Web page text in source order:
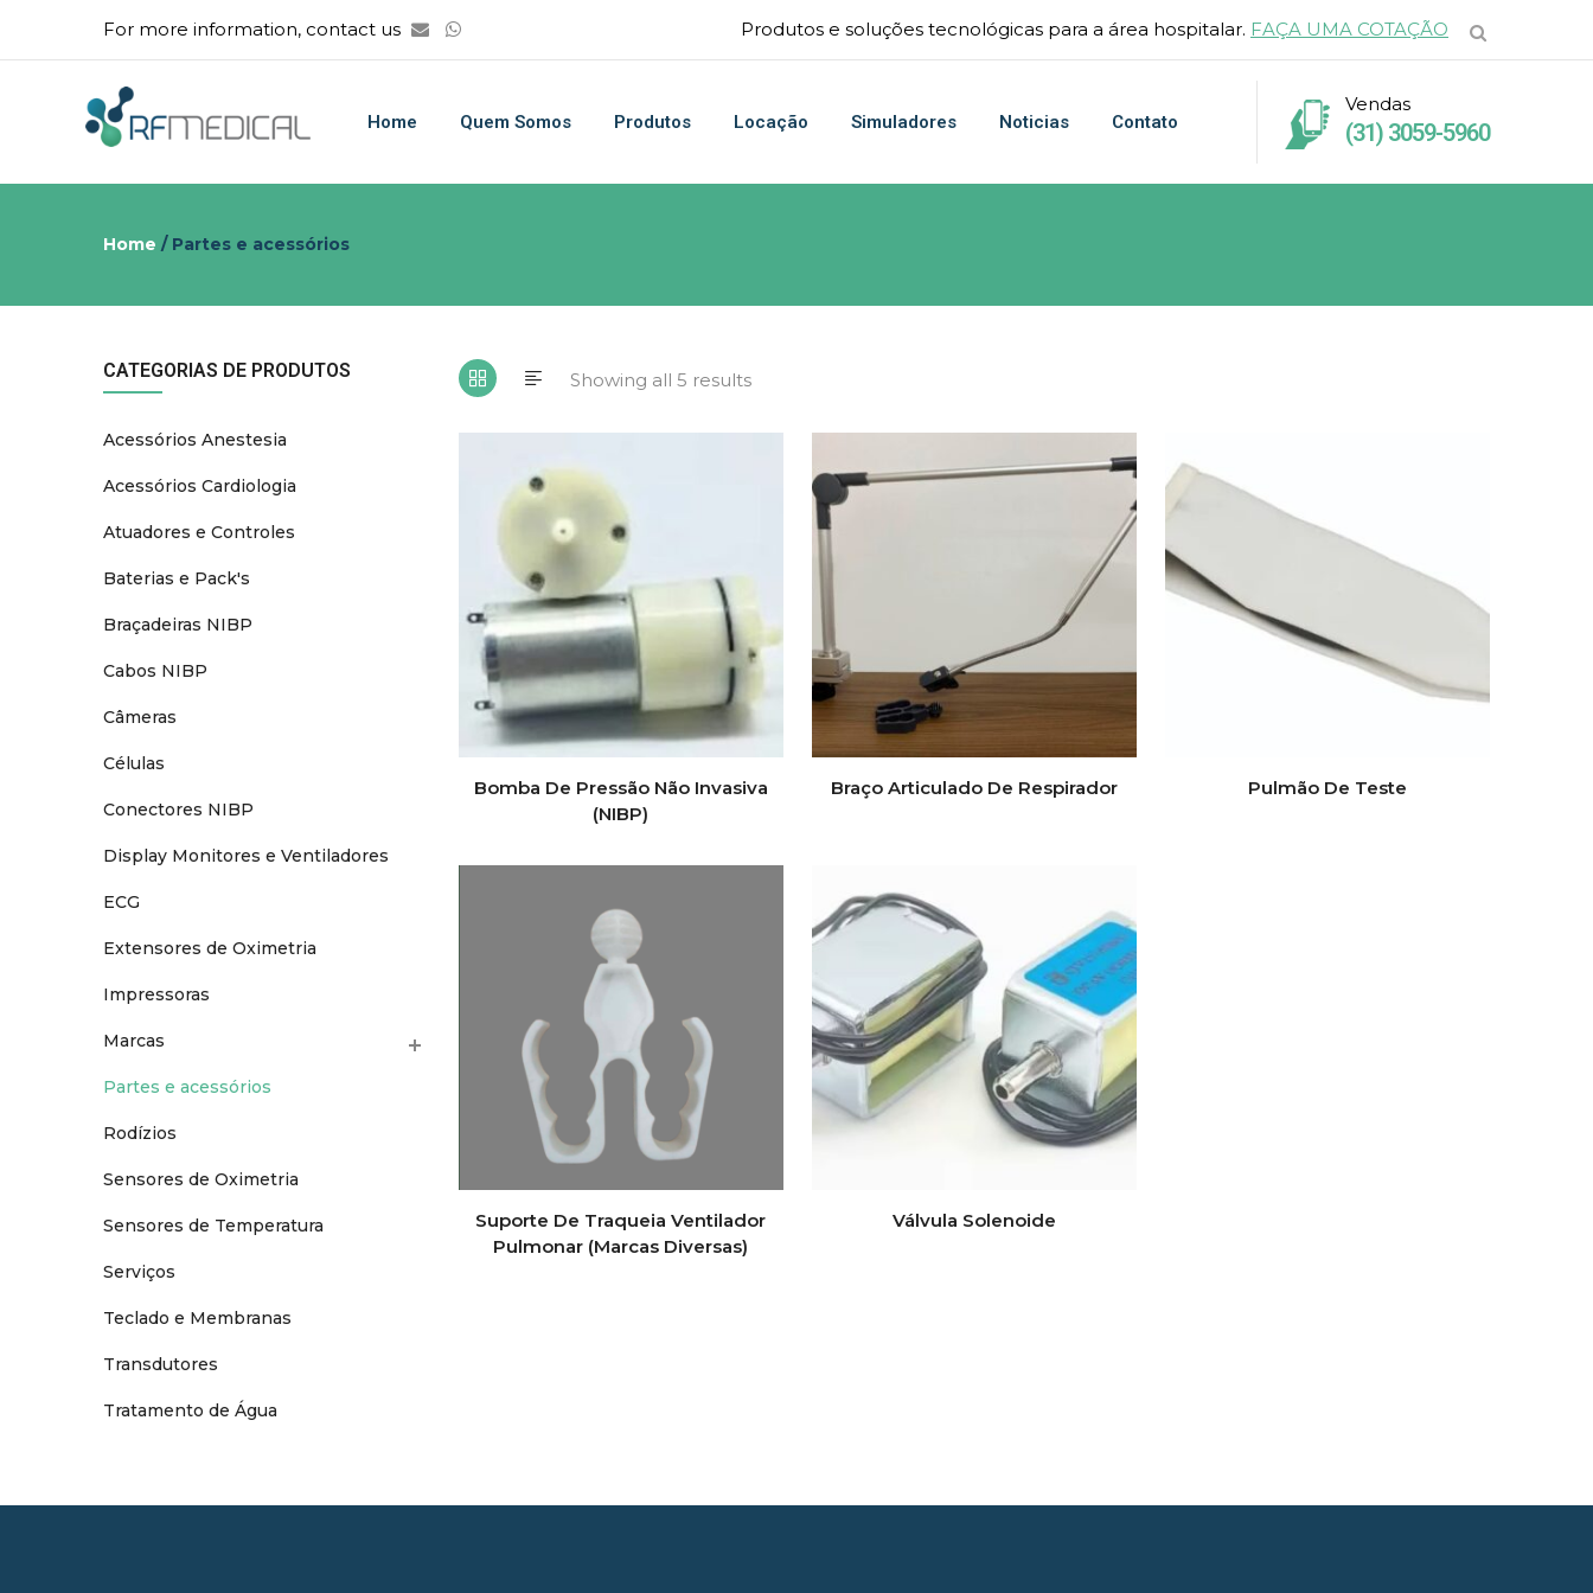
For more information, contact us Produtos e soluções tecnológicas para a área hospitalar. FAÇA UMA COTAÇÃO
Home Quem Somos Produtos Locação Simuladores Noticias Contato
Vendas
(31) 3059-5960
Home / Partes e acessórios
Showing all 5 results
Bomba De Pressão Não Invasiva
(NIBP)
Braço Articulado De Respirador Pulmão De Teste
Suporte De Traqueia Ventilador
Pulmonar (Marcas Diversas)
Válvula Solenoide
CATEGORIAS DE PRODUTOS
Acessórios Anestesia
Acessórios Cardiologia
Atuadores e Controles
Baterias e Pack's
Braçadeiras NIBP
Cabos NIBP
Câmeras
Células
Conectores NIBP
Display Monitores e Ventiladores
ECG
Extensores de Oximetria
Impressoras
Marcas
Partes e acessórios
Rodízios
Sensores de Oximetria
Sensores de Temperatura
Serviços
Teclado e Membranas
Transdutores
Tratamento de Água